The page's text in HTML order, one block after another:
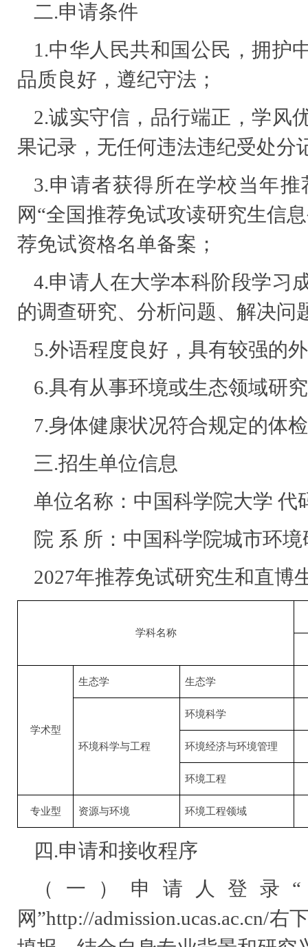
二.申请条件
1.中华人民共和国公民，拥护
品质良好，遵纪守法；
2.诚实守信，品行端正，学风
果记录，无任何违法违纪受处分
3.申请者获得所在学校当年
网“全国推荐免试攻读研究生信
荐免试资格名单备案；
4.申请人在大学本科阶段学习
的调查研究、分析问题、解决问
5.外语程度良好，具有较强的
6.具有从事环境或生态领域研
7.身体健康状况符合规定的体
三.招生单位信息
单位名称：中国科学院大学 代
院 系 所：中国科学院城市环
2027年推荐免试研究生和直博
学科名称
学术型
生态学 生态学
环境科学与工程
环境科学
环境经济与环境管理
环境工程
专业型 资源与环境 环境工程领域
四.申请和接收程序
（一）申请人登录
网”http://admission.ucas.ac.cn/